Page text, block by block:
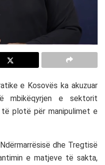
e Kosovës ka akuzuar
mbikëqyrjen e sektorit
plotë për manipulimet e
dhe Tregtisë
e matjeve të sakta,